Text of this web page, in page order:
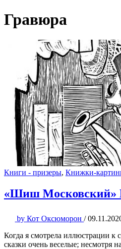
Гравюра
Книги - призеры, Книжки-
«Шиш Московский»
by Кот Оксюморон /
Когда я смотрела иллюстрации
сказки очень веселые; несмотря